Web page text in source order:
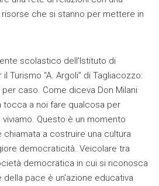
che si stanno per mettere in
scolastico dell’Istituto di
Turismo “A. Argoli” di Tagliacozzo:
caso. Come diceva Don Milani
tocca a noi fare qualcosa per
Questo è un momento
a costruire una cultura
democraticità. Veicolare tra
democratica in cui si riconosca
pace è un’azione educativa